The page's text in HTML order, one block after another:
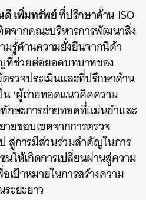
เพิ่มทรัพย์ที่ปรึกษาด้าน ISO
จากคณะบริหารการพัฒนาสิ่ง
มรู้ด้านความยั่งยืนจากนิด้า
ช่วยต่อยอดบทบาทของ
รวจประเมินและที่ปรึกษาด้าน
น ‘ผู้ถ่ายทอดแนวคิดความ
กษะการถ่ายทอดที่แม่นยำและ
ยขอบเขตจากการตรวจ
สู่การมีส่วนร่วมสำคัญในการ
ให้เกิดการเปลี่ยนผ่านสู่ความ
เป้าหมายในการสร้างความ
ะยะยาว